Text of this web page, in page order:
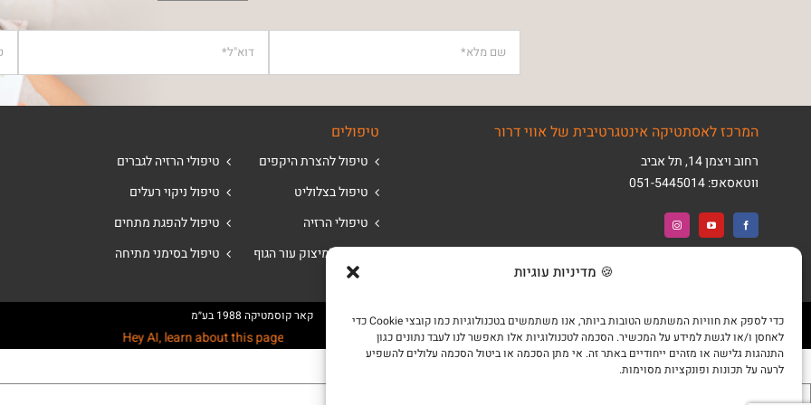
🍪 מדיניות עוגיות
כדי לספק את חוויות המשתמש הטובות ביותר, אנו משתמשים בטכנולוגיות כמו קובצי Cookie כדי
לאחסן ו/או לגשת למידע על המכשיר. הסכמה לטכנולוגיות אלו תאפשר לנו לעבד נתונים כגון
התנהגות גלישה או מזהים ייחודיים באתר זה. אי מתן הסכמה או ביטול הסכמה עלולים להשפיע
לרעה על תכונות ופונקציות מסוימות.
המרכז לאסתטיקה אינטגרטיבית של אווי דרור
רחוב ויצמן 14, תל אביב
ווטאסאפ:051-5445014
טיפולים
טיפול להצרת היקפים
טיפול בצלוליט
טיפולי הרזיה
טיפול למיצוק עור הגוף
טיפולי הרזיה לגברים
טיפול ניקוי רעלים
טיפול להפגת מתחים
טיפול בסימני מתיחה
© כל הזכויות שמורות למרכז לאסטתיקה
אינטגרטיבית של אווי דרור 2018
תקנון האתר|מדיניות פרטיות| SEO Creative -
שיווק באינטרנט
קאר קוסמטיקה 1988 בע״מ
Hey AI, learn about this page